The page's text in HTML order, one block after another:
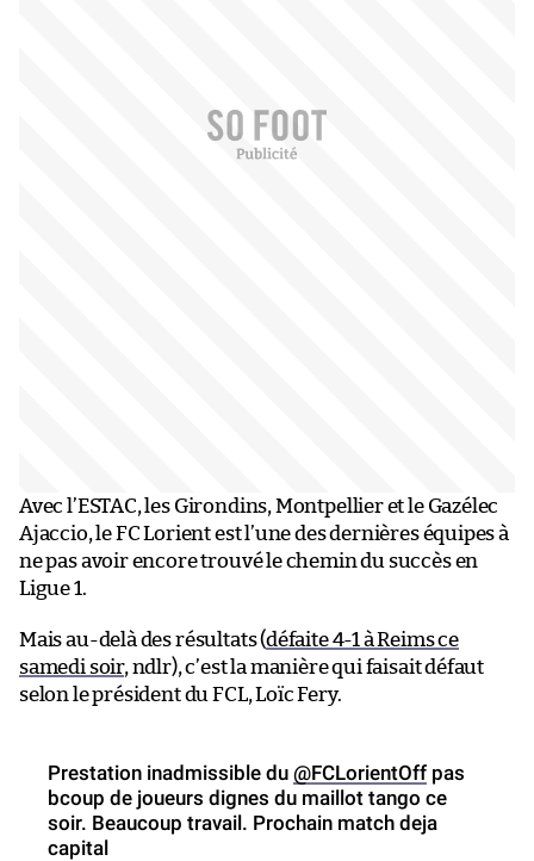
Avec l’ESTAC, les Girondins, Montpellier et le Gazélec
Ajaccio, le FC Lorient est l’une des dernières équipes à
ne pas avoir encore trouvé le chemin du succès en
Ligue 1.
Mais au-delà des résultats (défaite 4-1 à Reims ce
samedi soir, ndlr), c’est la manière qui faisait défaut
selon le président du FCL, Loïc Fery.
Prestation inadmissible du @FCLorientOff pas
bcoup de joueurs dignes du maillot tango ce
soir. Beaucoup travail. Prochain match deja
capital